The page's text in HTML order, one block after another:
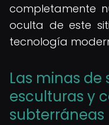
completamente
oculta de este
tecnología
Las minas de
esculturas y
subterráneas